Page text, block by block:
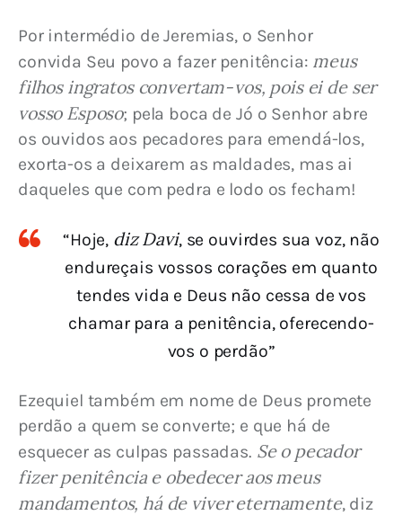
Por intermédio de Jeremias, o Senhor
convida Seu povo a fazer penitência: meus
filhos ingratos convertam-vos, pois ei de ser
vosso Esposo; pela boca de Jó o Senhor abre
os ouvidos aos pecadores para emendá-los,
exorta-os a deixarem as maldades, mas ai
daqueles que com pedra e lodo os fecham!
“Hoje, diz Davi, se ouvirdes sua voz, não
endureçais vossos corações em quanto
tendes vida e Deus não cessa de vos
chamar para a penitência, oferecendo-
vos o perdão”
Ezequiel também em nome de Deus promete
perdão a quem se converte; e que há de
esquecer as culpas passadas. Se o pecador
fizer penitência e obedecer aos meus
mandamentos, há de viver eternamente, diz